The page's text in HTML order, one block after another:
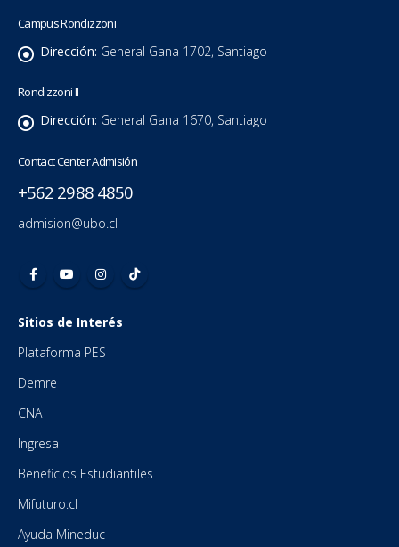
Campus Rondizzoni
Dirección: General Gana 1702, Santiago
Rondizzoni II
Dirección: General Gana 1670, Santiago
Contact Center Admisión
+562 2988 4850
admision@ubo.cl
Sitios de Interés
Plataforma PES
Demre
CNA
Ingresa
Beneficios Estudiantiles
Mifuturo.cl
Ayuda Mineduc